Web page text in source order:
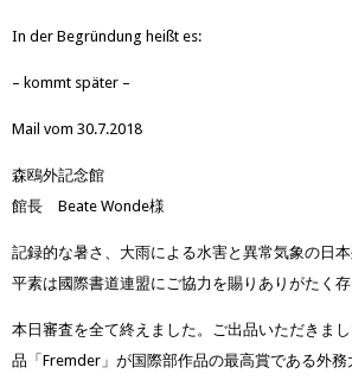
In der Begründung heißt es:
– kommt später –
Mail vom 30.7.2018
森鴎外記念館
館長 Beate Wonde様
記録的な暑さ、大雨による水害と異常気象の日本
平素は國際書道連盟にご協力を賜りありがたく存
本日審査を全て終えました。ご出品いただきま
品「Fremder」が国際部作品の最高賞である外務